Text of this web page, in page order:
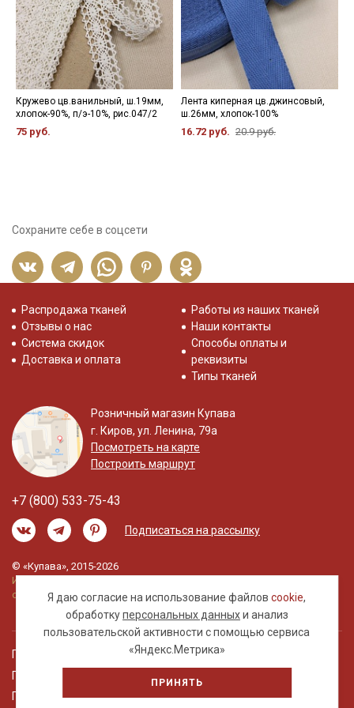
Кружево цв.ванильный, ш.19мм,
хлопок-90%, п/э-10%, рис.047/2
75 руб.
Лента киперная цв.джинсовый,
ш.26мм, хлопок-100%
16.72 руб. 20.9 руб.
Сохраните себе в соцсети
Я даю согласие на использование файловcookie,
обработкуперсональных данныхи анализ
пользовательской активности с помощью сервиса
«Яндекс.Метрика»
ПРИНЯТЬ
Распродажа тканей
Отзывы о нас
Система скидок
Доставка и оплата
Работы из наших тканей
Наши контакты
Способы оплаты и
реквизиты
Типы тканей
Розничный магазин Купава
г. Киров, ул. Ленина, 79а
Посмотреть на карте
Построить маршрут
+7 (800) 533-75-43
Подписаться на рассылку
© «Купава», 2015-2026
Информация на сайте не является публичной
офертой.
Правовая информация
Политика обработки персональных данных
Пользовательское соглашение